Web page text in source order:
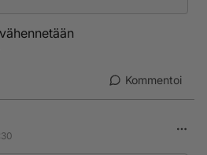
Kommentoi